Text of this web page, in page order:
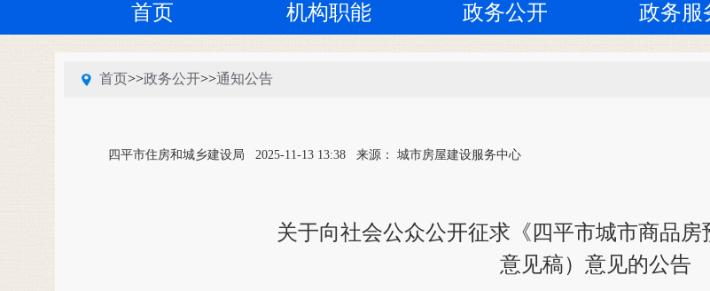
首页 机构职能 政务公开 政务服
首页>>政务公开>>通知公告
四平市住房和城乡建设局 2025-11-13 13:38 来源： 城市房屋建设服务中心
关于向社会公众公开征求《四平市城市商品
意见稿）意见的公告